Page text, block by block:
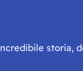
storia,